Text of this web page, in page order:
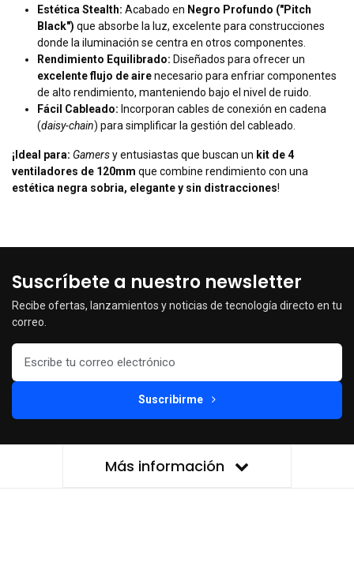
Estética Stealth: Acabado en Negro Profundo ("Pitch
Black") que absorbe la luz, excelente para construcciones
donde la iluminación se centra en otros componentes.
Rendimiento Equilibrado: Diseñados para ofrecer un
excelente flujo de airenecesario para enfriar componentes
de alto rendimiento, manteniendo bajo el nivel de ruido.
Fácil Cableado: Incorporan cables de conexión en cadena
(daisy-chain) para simplificar la gestión del cableado.
¡Ideal para: Gamersy entusiastas que buscan un kit de 4
ventiladores de 120mm que combine rendimiento con una
estética negra sobria, elegante y sin distracciones!
Suscríbete a nuestro newsletter
Recibe ofertas, lanzamientos y noticias de tecnología directo en tu
correo.
Suscribirme
Más información